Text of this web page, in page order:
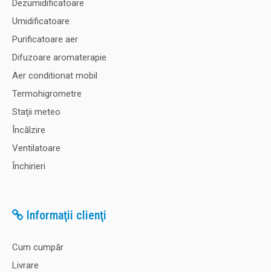
Dezumidificatoare
Umidificatoare
Purificatoare aer
Difuzoare aromaterapie
Aer conditionat mobil
Termohigrometre
Staţii meteo
Încălzire
Ventilatoare
Închirieri
Informaţii clienţi
Cum cumpăr
Livrare